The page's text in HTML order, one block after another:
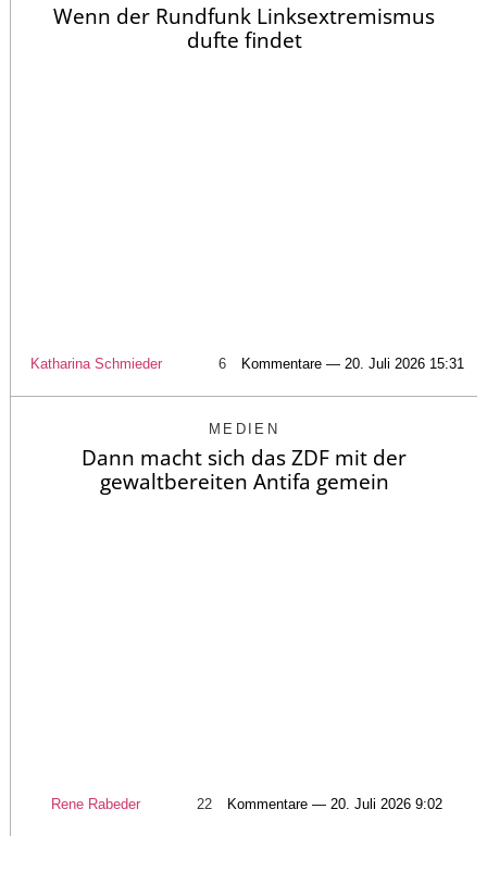
Wenn der Rundfunk Linksextremismus
dufte findet
Katharina Schmieder 6 Kommentare — 20. Juli 2026 15:31
MEDIEN
Dann macht sich das ZDF mit der
gewaltbereiten Antifa gemein
Rene Rabeder 22 Kommentare — 20. Juli 2026 9:02